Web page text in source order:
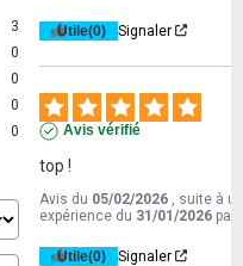
3
0
0
0
0
Utile(0) Signaler
Avis vérifié
top !
Avis du 05/02/2026 , suite à
expérience du 31/01/2026 par
Utile(0) Signaler